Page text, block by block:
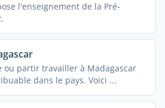
l'enseignement de la Pré-
ou partir travailler à Madagascar
dans le pays. Voici ...